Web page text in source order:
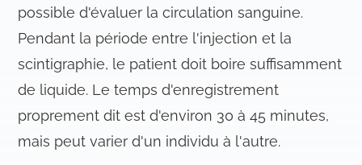
m
e
possible d'évaluer la circulation sanguine.
Pendant la période entre l'injection et la
scintigraphie, le patient doit boire suffisamment
de liquide. Le temps d'enregistrement
proprement dit est d'environ 30 à 45 minutes,
mais peut varier d'un individu à l'autre.